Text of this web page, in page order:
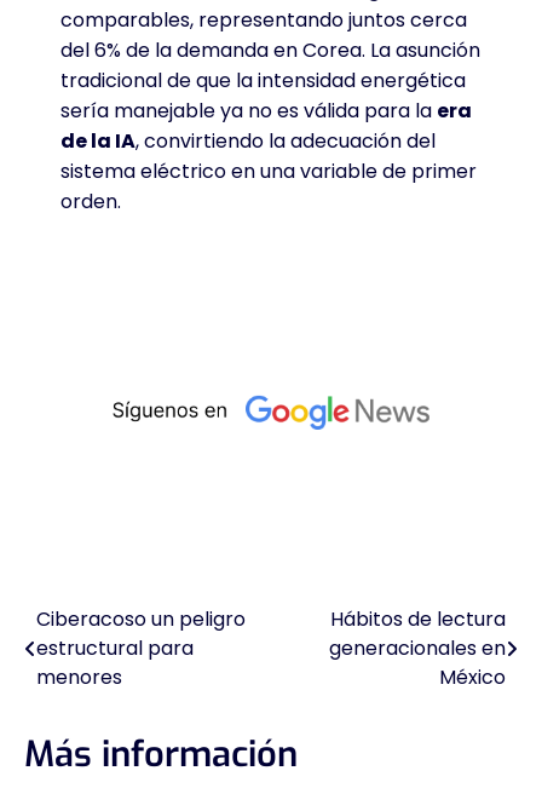
comparables, representando juntos cerca
del 6% de la demanda en Corea. La asunción
tradicional de que la intensidad energética
sería manejable ya no es válida para la era
de la IA, convirtiendo la adecuación del
sistema eléctrico en una variable de primer
orden.
Navegación
de
Ciberacoso un peligro
estructural para
menores
Hábitos de lectura
generacionales en
México
Más información